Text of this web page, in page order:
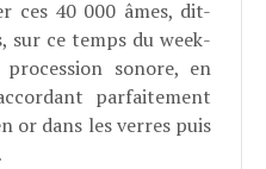
ces 40 000 âmes, dit-
sur ce temps du week-
sonore, en
parfaitement
or dans les verres puis